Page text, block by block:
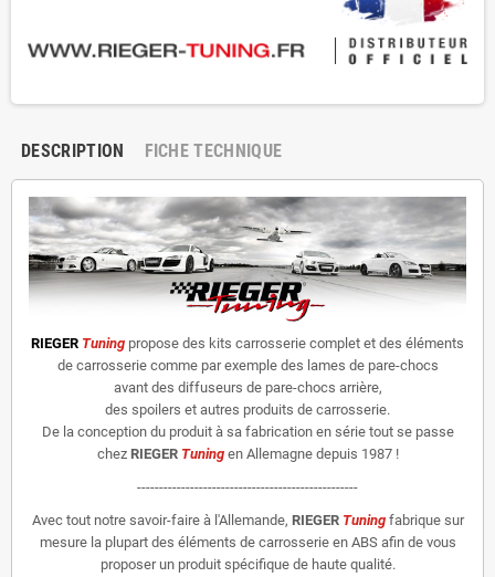
DESCRIPTION FICHE TECHNIQUE
RIEGER Tuning propose des kits carrosserie complet et des éléments
de carrosserie comme par exemple des lames de pare-chocs
avant des diffuseurs de pare-chocs arrière,
des spoilers et autres produits de carrosserie.
De la conception du produit à sa fabrication en série tout se passe
chez RIEGER Tuningen Allemagne depuis 1987 !
--------------------------------------------------
Avec tout notre savoir-faire à l'Allemande, RIEGER Tuning fabrique sur
mesure la plupart des éléments de carrosserie en ABS afin de vous
proposer un produit spécifique de haute qualité.